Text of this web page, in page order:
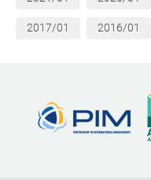
2017/01 2016/01